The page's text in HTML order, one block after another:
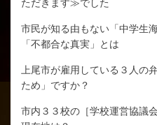
ただきます≫でした
市民が知る由もない「中学生
「不都合な真実」とは
上尾市が雇用している３人の
ため」ですか？
市内３３校の［学校運営協議